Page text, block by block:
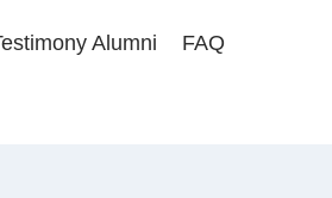
Alumni FAQ